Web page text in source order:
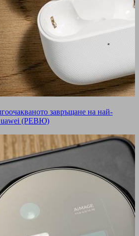
завръщане на най-
(РЕВЮ)